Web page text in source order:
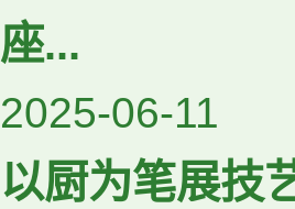
座...
2025-06-11
以厨为笔展技